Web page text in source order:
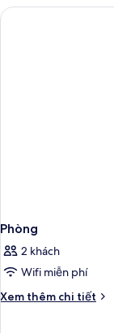
Phòng
2 khách
Wifi miễn phí
Xem thêm chi tiết
Chi